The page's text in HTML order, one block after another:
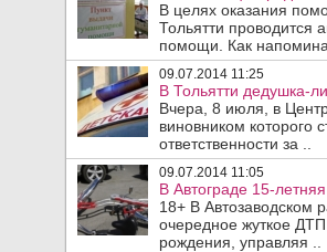
В целях оказания
Тольятти проводится
помощи. Как
09.07.2014 11:25
В Тольятти дедушка-
Вчера, 8 июля, в
виновником которого
ответственности за ..
09.07.2014 11:05
В Автограде 15-
18+ В Автозаводском
очередное жуткое
рождения, управляя ..